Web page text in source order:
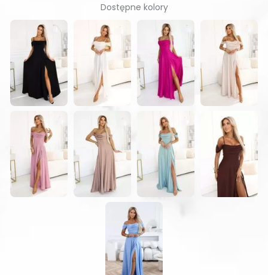
Dostępne kolory